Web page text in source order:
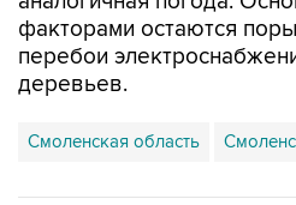
факторами остаются
перебои
деревьев.
Смоленская область